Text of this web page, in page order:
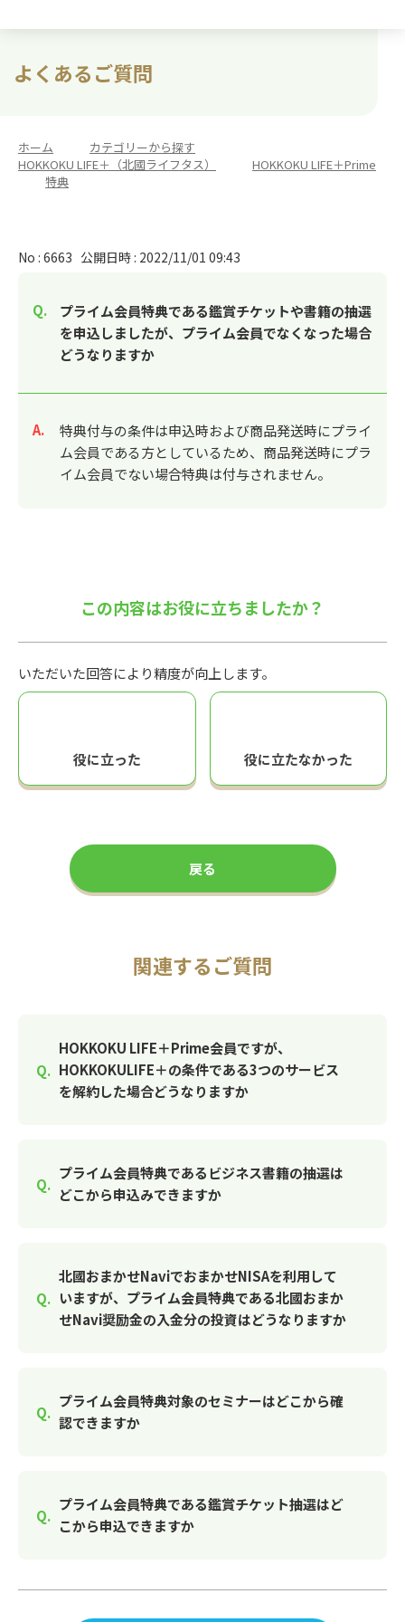
よくあるご質問
ホーム カテゴリーから探す
HOKKOKU LIFE＋（北國ライフタス）
HOKKOKU LIFE＋Prime
特典
No : 6663 公開日時 : 2022/11/01 09:43
プライム会員特典である鑑賞チケットや書籍の抽選
を申込しましたが、プライム会員でなくなった場合
どうなりますか
回答
特典付与の条件は申込時および商品発送時にプライ
ム会員である方としているため、商品発送時にプラ
イム会員でない場合特典は付与されません。
この内容はお役に立ちましたか？
いただいた回答により精度が向上します。
役に立った 役に立たなかった
戻る
関連するご質問
HOKKOKU LIFE＋Prime会員ですが、
HOKKOKULIFE＋の条件である3つのサービス
を解約した場合どうなりますか
プライム会員特典であるビジネス書籍の抽選は
どこから申込みできますか
北國おまかせNaviでおまかせNISAを利用して
いますが、プライム会員特典である北國おまか
せNavi奨励金の入金分の投資はどうなりますか
プライム会員特典対象のセミナーはどこから確
認できますか
プライム会員特典である鑑賞チケット抽選はど
こから申込できますか